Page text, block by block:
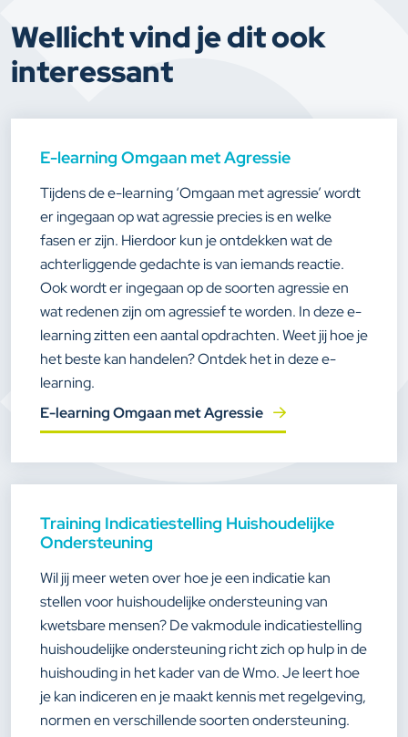
Wellicht vind je dit ook
interessant
E-learning Omgaan met Agressie
Tijdens de e-learning ‘Omgaan met agressie’ wordt
er ingegaan op wat agressie precies is en welke
fasen er zijn. Hierdoor kun je ontdekken wat de
achterliggende gedachte is van iemands reactie.
Ook wordt er ingegaan op de soorten agressie en
wat redenen zijn om agressief te worden. In deze e-
learning zitten een aantal opdrachten. Weet jij hoe je
het beste kan handelen? Ontdek het in deze e-
learning.
E-learning Omgaan met Agressie
Training Indicatiestelling Huishoudelijke
Ondersteuning
Wil jij meer weten over hoe je een indicatie kan
stellen voor huishoudelijke ondersteuning van
kwetsbare mensen? De vakmodule indicatiestelling
huishoudelijke ondersteuning richt zich op hulp in de
huishouding in het kader van de Wmo. Je leert hoe
je kan indiceren en je maakt kennis met regelgeving,
normen en verschillende soorten ondersteuning.